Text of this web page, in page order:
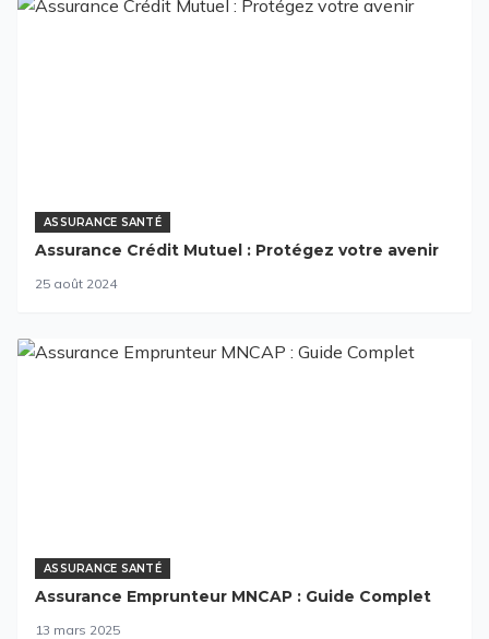
ASSURANCE SANTÉ
Assurance Crédit Mutuel : Protégez votre avenir
25 août 2024
ASSURANCE SANTÉ
Assurance Emprunteur MNCAP : Guide Complet
13 mars 2025